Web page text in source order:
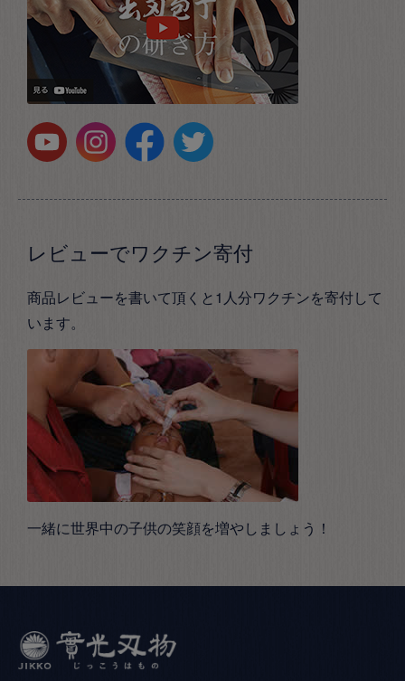
レビューでワクチン寄付
商品レビューを書いて頂くと1人分ワクチンを寄付して
います。
一緒に世界中の子供の笑顔を増やしましょう！